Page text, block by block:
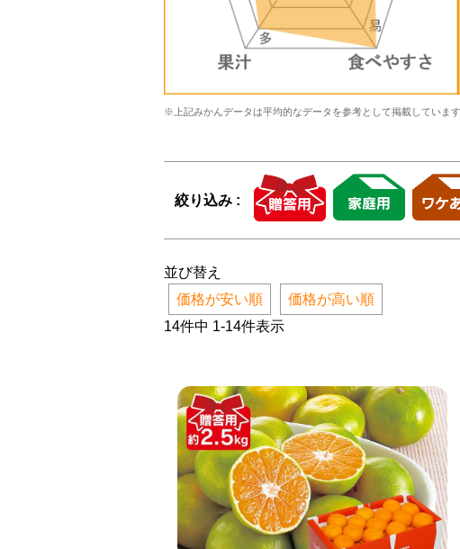
※上記みかんデータは平均的なデータを参考として掲載していま
絞り込み :
並び替え
価格が安い順
価格が高い順
14件中 1-14件表示